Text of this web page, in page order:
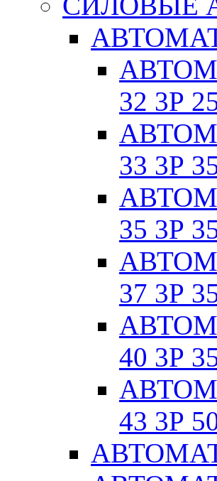
32 3Р
33 3Р
35 3Р
37 3Р
40 3Р
43 3Р